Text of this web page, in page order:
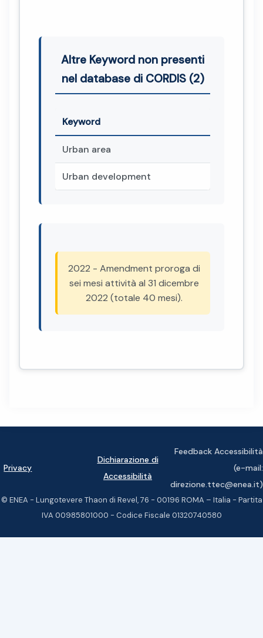
Altre Keyword non presenti
nel database di CORDIS (2)
Keyword
Urban area
Urban development
2022 - Amendment proroga di
sei mesi attività al 31 dicembre
2022 (totale 40 mesi).
Privacy
Dichiarazione di
Accessibilità
Feedback Accessibilità
(e-mail:
direzione.ttec@enea.it)
© ENEA - Lungotevere Thaon di Revel, 76 - 00196 ROMA – Italia - Partita
IVA 00985801000 - Codice Fiscale 01320740580